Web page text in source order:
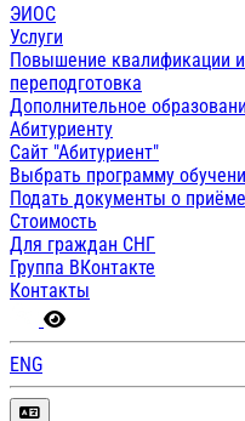
ЭИОС
Услуги
Повышение квалификации
переподготовка
Дополнительное
Абитуриенту
Сайт "Абитуриент"
Выбрать программу
Подать документы о приёме
Стоимость
Для граждан СНГ
Группа ВКонтакте
Контакты
ENG